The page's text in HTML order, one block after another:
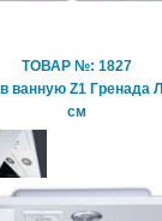
ТОВАР №: 1827
ванную Z1 Гренада
см